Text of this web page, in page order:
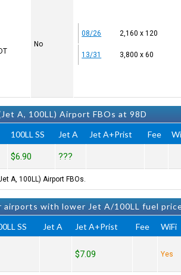
No
08/26 2,160 x 120
13/31 3,800 x 60
A, 100LL) Airport FBOs at 98D
100LL SS Jet A Jet A+Prist Fee
$6.90 ???
A, 100LL) Airport FBOs.
airports with lower Jet A/100LL fuel
SS Jet A Jet A+Prist Fee WiFi
$7.09 Yes